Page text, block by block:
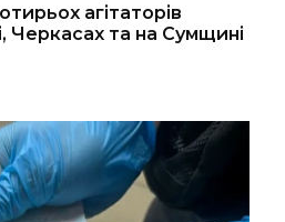
агітаторів
Черкасах та на Сумщині